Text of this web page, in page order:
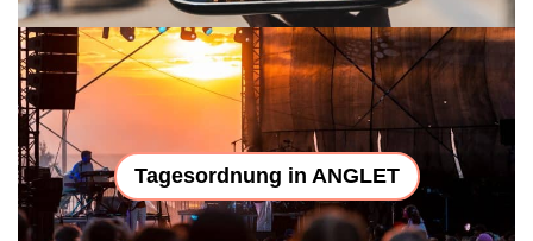
Tagesordnung in ANGLET